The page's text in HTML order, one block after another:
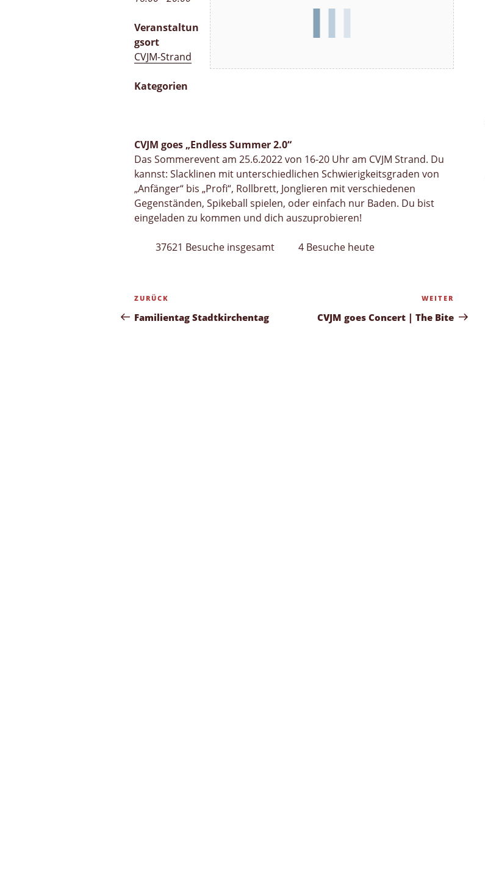
Veranstaltun
gsort
CVJM-Strand
Kategorien
CVJM goes „Endless Summer 2.0“
Das Sommerevent am 25.6.2022 von 16-20 Uhr am CVJM Strand. Du
kannst: Slacklinen mit unterschiedlichen Schwierigkeitsgraden von
„Anfänger“ bis „Profi“, Rollbrett, Jonglieren mit verschiedenen
Gegenständen, Spikeball spielen, oder einfach nur Baden. Du bist
eingeladen zu kommen und dich auszuprobieren!
37621 Besuche insgesamt 4 Besuche heute
Beitragsnavigation
Vorheriger
Beitrag
ZURÜCK
Familientag Stadtkirchentag
Beitrag
WEITER
CVJM goes Concert | The Bite